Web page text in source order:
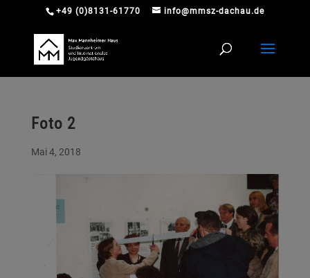
+49 (0)8131-61770 info@mmsz-dachau.de
Foto 2
Mai 4, 2018